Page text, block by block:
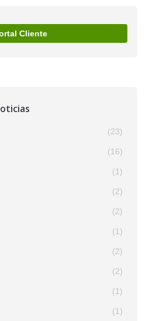
Cliente
(23)
(16)
(1)
(2)
(2)
(1)
(2)
(2)
(1)
(1)